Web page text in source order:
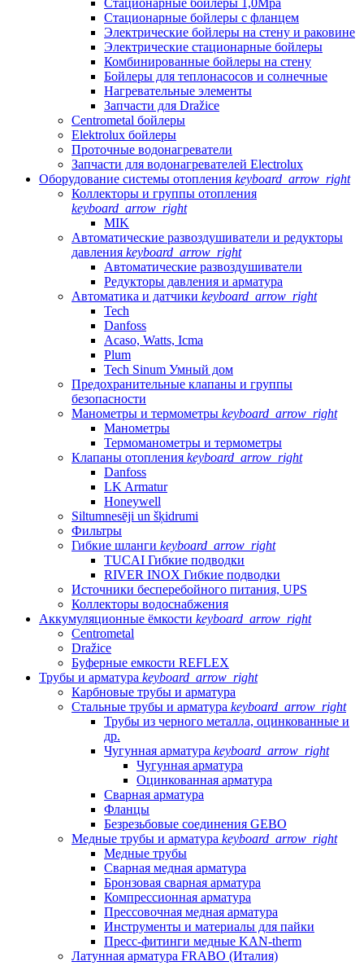
Стационарные бойлеры 1,0Mpa
Стационарные бойлеры с фланцем
Электрические бойлеры на стену и раковине
Электрические стационарные бойлеры
Комбинированные бойлеры на стену
Бойлеры для теплонасосов и солнечные
Нагревательные элементы
Запчасти для Dražice
Centrometal бойлеры
Elektrolux бойлеры
Проточные водонагреватели
Запчасти для водонагревателей Electrolux
Оборудование системы отопления keyboard_arrow_right
Коллекторы и группы отопления
keyboard_arrow_right
MIK
Автоматические развоздушиватели и редукторы
давления keyboard_arrow_right
Автоматические развоздушиватели
Редукторы давления и арматура
Автоматика и датчики keyboard_arrow_right
Tech
Danfoss
Acaso, Watts, Icma
Plum
Tech Sinum Умный дом
Предохранительные клапаны и группы
безопасности
Манометры и термометры keyboard_arrow_right
Манометры
Термоманометры и термометры
Клапаны отопления keyboard_arrow_right
Danfoss
LK Armatur
Honeywell
Siltumnesēji un šķidrumi
Фильтры
Гибкие шланги keyboard_arrow_right
TUCAI Гибкие подводки
RIVER INOX Гибкие подводки
Источники бесперебойного питания, UPS
Коллекторы водоснабжения
Аккумуляционные ёмкости keyboard_arrow_right
Centrometal
Dražice
Буферные емкости REFLEX
Трубы и арматура keyboard_arrow_right
Карбновые трубы и арматура
Стальные трубы и арматура keyboard_arrow_right
Трубы из черного металла, оцинкованные и
др.
Чугунная арматура keyboard_arrow_right
Чугунная арматура
Оцинкованная арматура
Сварная арматура
Фланцы
Безрезьбовые соединения GEBO
Медные трубы и арматура keyboard_arrow_right
Медные трубы
Сварная медная арматура
Бронзовая сварная арматура
Компрессионная арматура
Прессовочная медная арматура
Инструменты и материалы для пайки
Пресс-фитинги медные KAN-therm
Латунная арматура FRABO (Италия)